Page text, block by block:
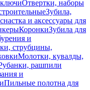
Отвертки, наборы
Зубила,
и аксессуары для
КоронкиЗубила для
и
струбцины,
Молотки, кувалды,
рашпили
и
Пильные полотна для